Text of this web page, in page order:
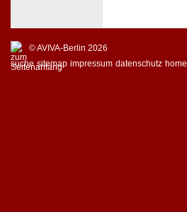
© AVIVA-Berlin 2026
suche sitemap impressum datenschutz home